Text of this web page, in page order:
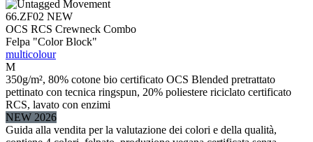
66.ZF02 NEW
OCS RCS Crewneck Combo
Felpa "Color Block"
multicolour
M
350g/m², 80% cotone bio certificato OCS Blended pretrattato
pettinato con tecnica ringspun, 20% poliestere riciclato certificato
RCS, lavato con enzimi
NEW 2026
Guida alla vendita per la valutazione dei colori e della qualità,